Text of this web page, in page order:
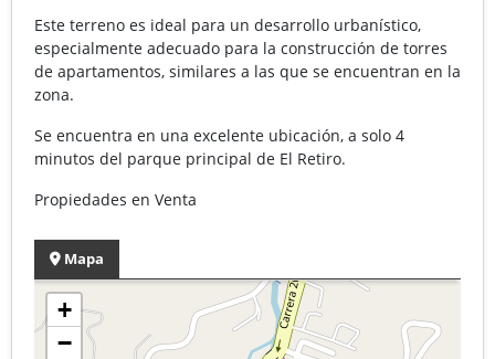
Este terreno es ideal para un desarrollo urbanístico,
especialmente adecuado para la construcción de torres
de apartamentos, similares a las que se encuentran en la
zona.
Se encuentra en una excelente ubicación, a solo 4
minutos del parque principal de El Retiro.
Propiedades en Venta
Mapa
+
−